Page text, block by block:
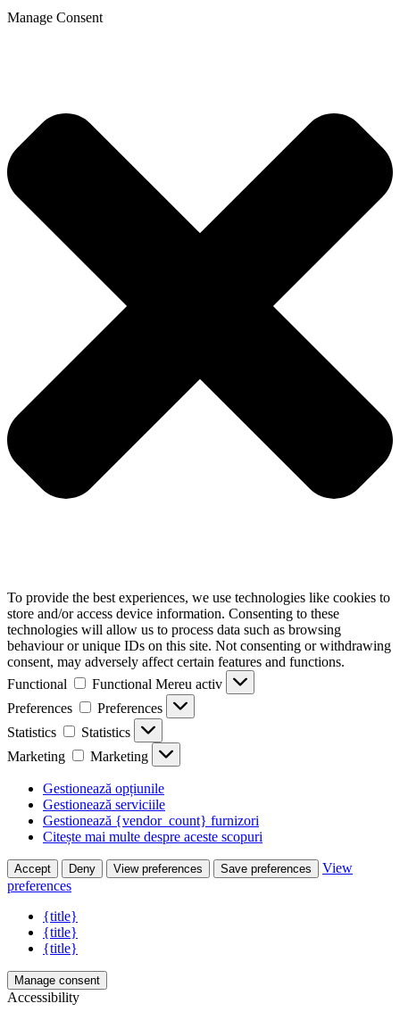
Manage Consent
To provide the best experiences, we use technologies like cookies to
store and/or access device information. Consenting to these
technologies will allow us to process data such as browsing
behaviour or unique IDs on this site. Not consenting or withdrawing
consent, may adversely affect certain features and functions.
Functional
Functional Mereu activ
Preferences
Preferences
Statistics
Statistics
Marketing
Marketing
Gestionează opțiunile
Gestionează serviciile
Gestionează {vendor_count} furnizori
Citește mai multe despre aceste scopuri
Accept Deny View preferences Save preferences
View
preferences
{title}
{title}
{title}
Manage consent
Accessibility